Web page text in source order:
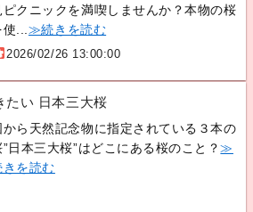
ピクニックを満喫しませんか？本物の桜
... ≫続きを読む
2026/02/26 13:00:00
たい 日本三大桜
から天然記念物に指定されている３本の
”日本三大桜”はどこにある桜のこと？≫
きを読む